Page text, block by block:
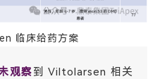
临床给药方案
观察到 Viltolarsen 相关